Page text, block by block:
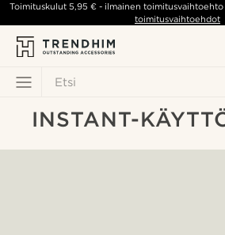
Etsi
Toimituskulut5,95 € - ilmainen
toimitusvaihtoehdot
INSTANT-